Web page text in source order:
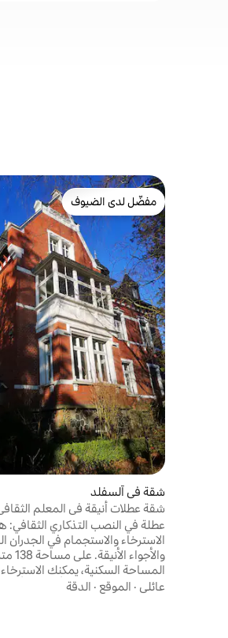
مفضّل لدى الضيوف
مفضّل لدى الضيوف
شقة في آلسفلد
شقة عطلات أنيقة في المعلم
عطلة في النصب التذكاري الثقافي:
الاسترخاء والاستجمام في الجدران
المساحة السكنية، يمكنك
إلى فوغلسبيرج أو رون أو كنول. أو
عائلي · الموقع · الدقة